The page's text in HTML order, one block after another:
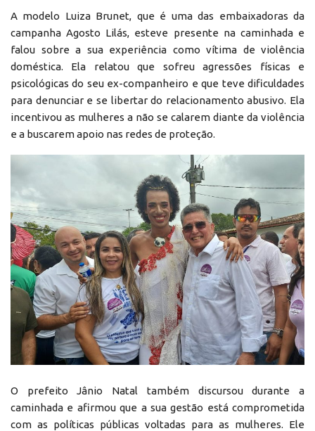
A modelo Luiza Brunet, que é uma das embaixadoras da
campanha Agosto Lilás, esteve presente na caminhada e
falou sobre a sua experiência como vítima de violência
doméstica. Ela relatou que sofreu agressões físicas e
psicológicas do seu ex-companheiro e que teve dificuldades
para denunciar e se libertar do relacionamento abusivo. Ela
incentivou as mulheres a não se calarem diante da violência
e a buscarem apoio nas redes de proteção.
O prefeito Jânio Natal também discursou durante a
caminhada e afirmou que a sua gestão está comprometida
com as políticas públicas voltadas para as mulheres. Ele